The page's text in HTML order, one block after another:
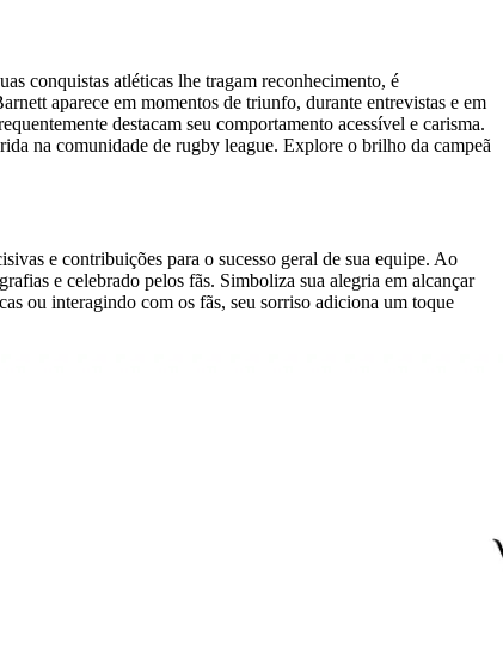
conquistas atléticas lhe tragam reconhecimento, é
aparece em momentos de triunfo, durante entrevistas e em
destacam seu comportamento acessível e carisma.
na comunidade de rugby league. Explore o brilho da campeã
e contribuições para o sucesso geral de sua equipe. Ao
e celebrado pelos fãs. Simboliza sua alegria em alcançar
ou interagindo com os fãs, seu sorriso adiciona um toque